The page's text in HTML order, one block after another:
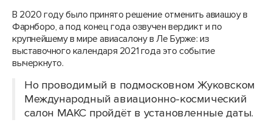
В 2020 году было принято решение отменить авиашоу в
Фарнборо, а под конец года озвучен вердикт и по
крупнейшему в мире авиасалону в Ле Бурже: из
выставочного календаря 2021 года это событие
вычеркнуто.
Но проводимый в подмосковном Жуковском
Международный авиационно-космический
салон МАКС пройдёт в установленные даты.